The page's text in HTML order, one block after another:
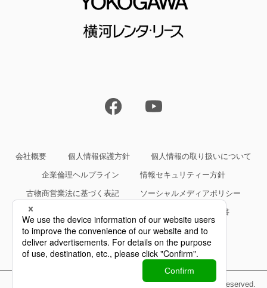
会社概要 個人情報保護方針 個人情報の取り扱いについて
企業倫理ヘルプライン 情報セキュリティー方針
古物商営業法に基づく表記 ソーシャルメディアポリシー
約款・規約等、サービス仕様書
Copyright©Yokogawa Rental & Lease Corporation All Rights Reserved.